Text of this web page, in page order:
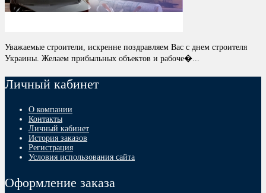
Уважаемые строители, искренне поздравляем Вас с днем строителя
Украины. Желаем прибыльных объектов и рабоче�...
Личный кабинет
О компании
Контакты
Личный кабинет
История заказов
Регистрация
Условия использования сайта
Оформление заказа